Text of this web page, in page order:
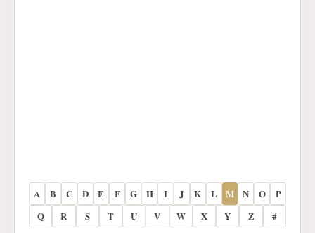
A B C D E F G H I J K L M N O
P
Q
R S T U V W X Y Z #